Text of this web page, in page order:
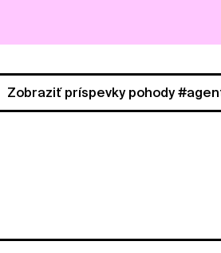
Zobraziť príspevky pohody